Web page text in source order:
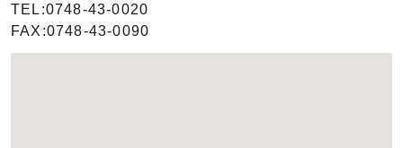
TEL:0748-43-0020
FAX:0748-43-0090